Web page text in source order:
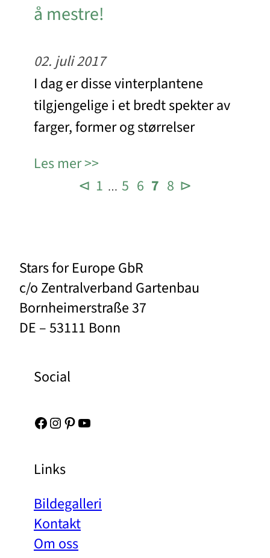
å mestre!
02. juli 2017
I dag er disse vinterplantene
tilgjengelige i et bredt spekter av
farger, former og størrelser
Les mer
⊲ 1 … 5 6 7 8 ⊳
Stars for Europe GbR
c/o Zentralverband Gartenbau
Bornheimerstraße 37
DE – 53111 Bonn
Social
Facebook Instagram Pinterest YouTube
Links
Bildegalleri
Kontakt
Om oss